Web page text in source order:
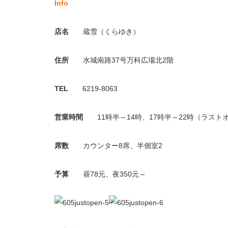
Info
店名 蔵雪（くらゆき）
住所 水城南路37号万科広場北2階
TEL 6219-8063
営業時間 11時半～14時、17時半～22時（ラスト
席数 カウンター8席、半個室2
予算 昼78元、夜350元～